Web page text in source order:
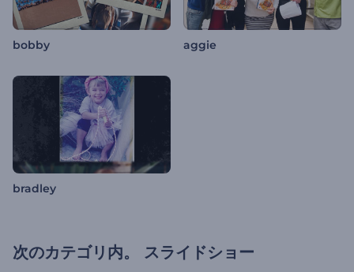
bobby aggie
bradley
次のカテゴリ内。 スライドショー